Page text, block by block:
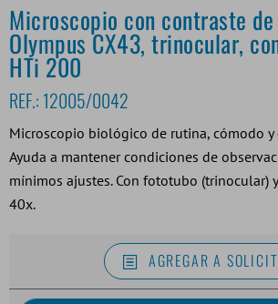
Microscopio con contraste
Olympus CX43, trinocular,
HTi 200
REF.: 12005/0042
Microscopio biológico de rutina, cómodo y
Ayuda a mantener condiciones de
mínimos ajustes. Con fototubo (trinocular)
40x.
AGREGAR A